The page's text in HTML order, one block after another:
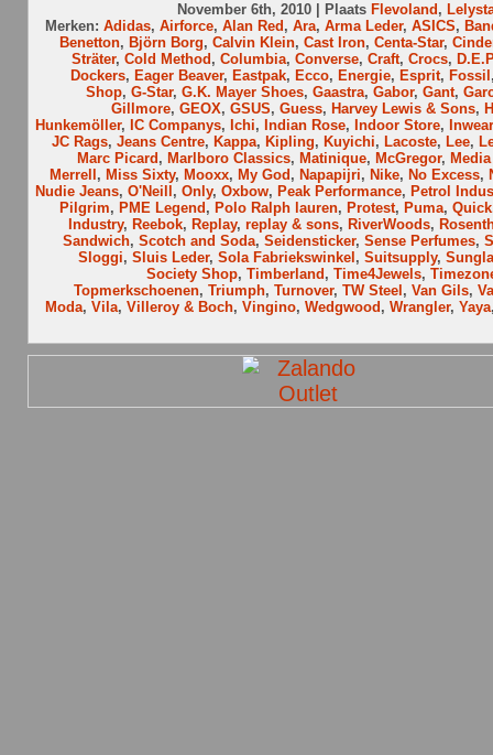
November 6th, 2010 | Plaats Flevoland ,
Merken: Adidas, Airforce, Alan Red , Ara, Arma Leder, ASICS,
Benetton, Björn Borg, Calvin Klein, Cast Iron, Centa-Star,
Sträter, Cold Method , Columbia, Converse, Craft, Crocs,
Dockers, Eager Beaver, Eastpak, Ecco, Energie, Esprit, Fossil
Shop, G-Star, G.K. Mayer Shoes, Gaastra, Gabor, Gant,
Gillmore, GEOX, GSUS, Guess, Harvey Lewis & Sons,
Hunkemöller, IC Companys, Ichi, Indian Rose, Indoor Store, Inwear
JC Rags, Jeans Centre, Kappa, Kipling, Kuyichi, Lacoste, Lee,
Marc Picard , Marlboro Classics, Matinique, McGregor,
Merrell , Miss Sixty, Mooxx, My God , Napapijri, Nike, No Excess,
Nudie Jeans, O'Neill , Only, Oxbow, Peak Performance, Petrol
Pilgrim, PME Legend , Polo Ralph lauren, Protest, Puma, Quick
Industry, Reebok, Replay, replay & sons, RiverWoods,
Sandwich, Scotch and Soda, Seidensticker, Sense Perfumes,
Sloggi, Sluis Leder, Sola Fabriekswinkel , Suitsupply,
Society Shop, Timberland , Time4Jewels,
Topmerkschoenen, Triumph, Turnover, TW Steel , Van Gils,
Moda, Vila, Villeroy & Boch, Vingino, Wedgwood , Wrangler, Yaya